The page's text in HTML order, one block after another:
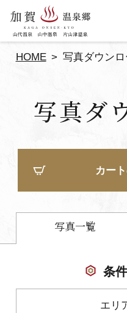
おみやげ
初めての加賀温泉郷
HOME 写真ダウンロ
写真ダ
写真一覧
カー
条
エリ